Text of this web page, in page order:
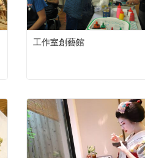
工作室創藝館